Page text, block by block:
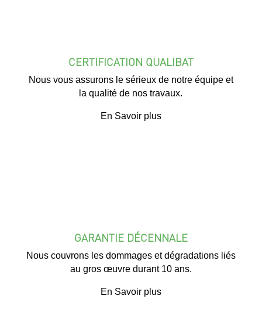
CERTIFICATION QUALIBAT
Nous vous assurons le sérieux de notre équipe et
la qualité de nos travaux.
En Savoir plus
GARANTIE DÉCENNALE
Nous couvrons les dommages et dégradations liés
au gros œuvre durant 10 ans.
En Savoir plus